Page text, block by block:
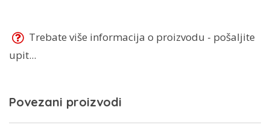
Trebate više informacija o proizvodu - pošaljite
upit...
Povezani proizvodi